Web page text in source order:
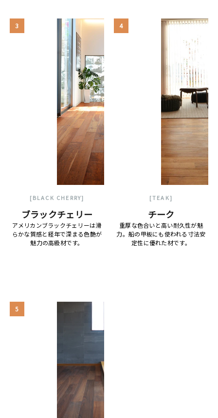
3
[BLACK CHERRY]
ブラックチェリー
アメリカンブラックチェリーは滑
らかな質感と経年で深まる色艶が
魅力の高級材です。
4
[TEAK]
チーク
重厚な色合いと高い耐久性が魅
力。船の甲板にも使われる寸法安
定性に優れた材です。
5